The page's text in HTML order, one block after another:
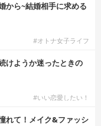
から~結婚相手に求める
#オトナ女子ライフ
けようか迷ったときの
#いい恋愛したい！
れて！メイク&ファッシ